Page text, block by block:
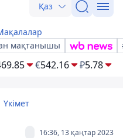
Қаз
мақтанышы
€542.16 ₽5.78
Үкімет
16:36, 13 қаңтар 2023